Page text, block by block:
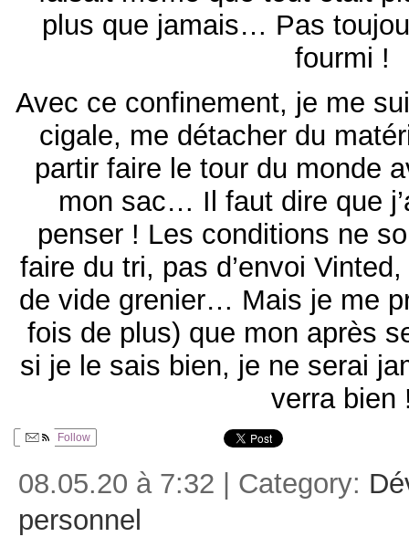
plus que jamais… Pas
fourmi !
Avec ce confinement, je me
cigale, me détacher du
partir faire le tour du monde
mon sac… Il faut dire que
penser ! Les conditions ne
faire du tri, pas d’envoi
de vide grenier… Mais je me
fois de plus) que mon après
si je le sais bien, je ne serai
verra bien
Follow
08.05.20 à 7:32 | Category:
personnel